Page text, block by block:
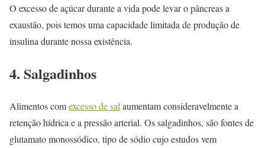
O excesso de açúcar durante a vida pode levar o pâncreas a
exaustão, pois temos uma capacidade limitada de produção de
insulina durante nossa existência.
4. Salgadinhos
Alimentos comexcesso de sal aumentam consideravelmente a
retenção hídrica e a pressão arterial. Os salgadinhos, são fontes de
glutamato monossódico, tipo de sódio cujo estudos vem